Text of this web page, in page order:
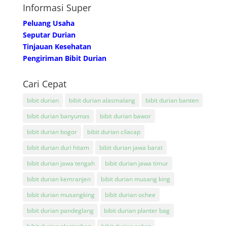
Informasi Super
Peluang Usaha
Seputar Durian
Tinjauan Kesehatan
Pengiriman Bibit Durian
Cari Cepat
bibit durian bibit durian alasmalang
bibit durian banten
bibit durian banyumas
bibit durian bawor
bibit durian bogor
bibit durian cilacap
bibit durian duri hitam
bibit durian jawa barat
bibit durian jawa tengah
bibit durian jawa timur
bibit durian kemranjen
bibit durian musang king
bibit durian musangking
bibit durian ochee
bibit durian pandeglang
bibit durian planter bag